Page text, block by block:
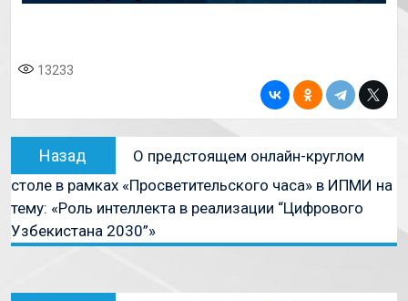
13233
Назад
О предстоящем онлайн-круглом
столе в рамках «Просветительского часа» в ИПМИ на
тему: «Роль интеллекта в реализации “Цифрового
Узбекистана 2030”»